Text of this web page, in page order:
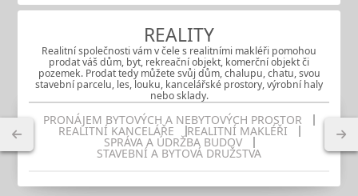
REALITY
Realitní společnosti vám v čele s realitními makléři pomohou
prodat váš dům, byt, rekreační objekt, komerční objekt či
pozemek. Prodat tedy můžete svůj dům, chalupu, chatu, svou
stavební parcelu, les, louku, kancelářské prostory, výrobní haly
nebo sklady.
PRONÁJEM BYTOVÝCH A NEBYTOVÝCH PROSTOR
REALITNÍ KANCELÁŘE REALITNÍ MAKLÉŘI
SPRÁVA A ÚDRŽBA BUDOV
STAVEBNÍ A BYTOVÁ DRUŽSTVA